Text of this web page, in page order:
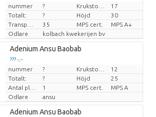
Pris per enhet
nummer ?
17
Totalt:
? Höjd
30
35 MPS cert.
MPS A+
Odlare
kolbach kwekerijen bv
Adenium Ansu Baobab
??? -,--
Pris per enhet
nummer ?
12
Totalt:
? Höjd
25
1 MPS cert.
MPS A
Odlare
ansu
Adenium Ansu Baobab